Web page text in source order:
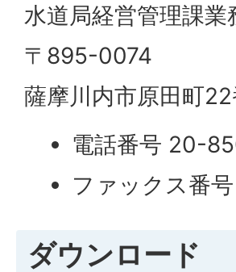
水道局経営管理課
〒895-0074
薩摩川内市原田町
電話番号 20-
ファックス番
ダウンロード